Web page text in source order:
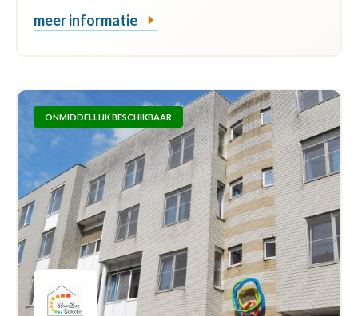
meer informatie
ONMIDDELLIJK BESCHIKBAAR